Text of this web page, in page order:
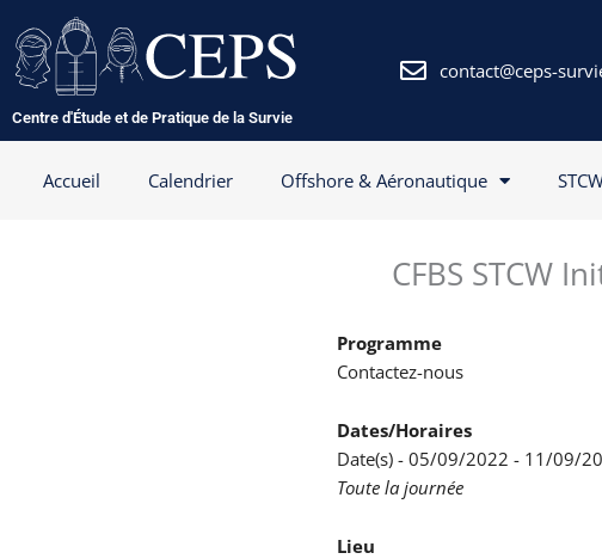
au
contenu
Centre d'Étude et de Pratique de la Survie
contact@ceps-
Accueil Calendrier Offshore & Aéronautique
CFBS STCW
Programme
Contactez-nous
Dates/Horaires
Date(s) - 05/09/2022 - 11/09/
Toute la journée
Lieu